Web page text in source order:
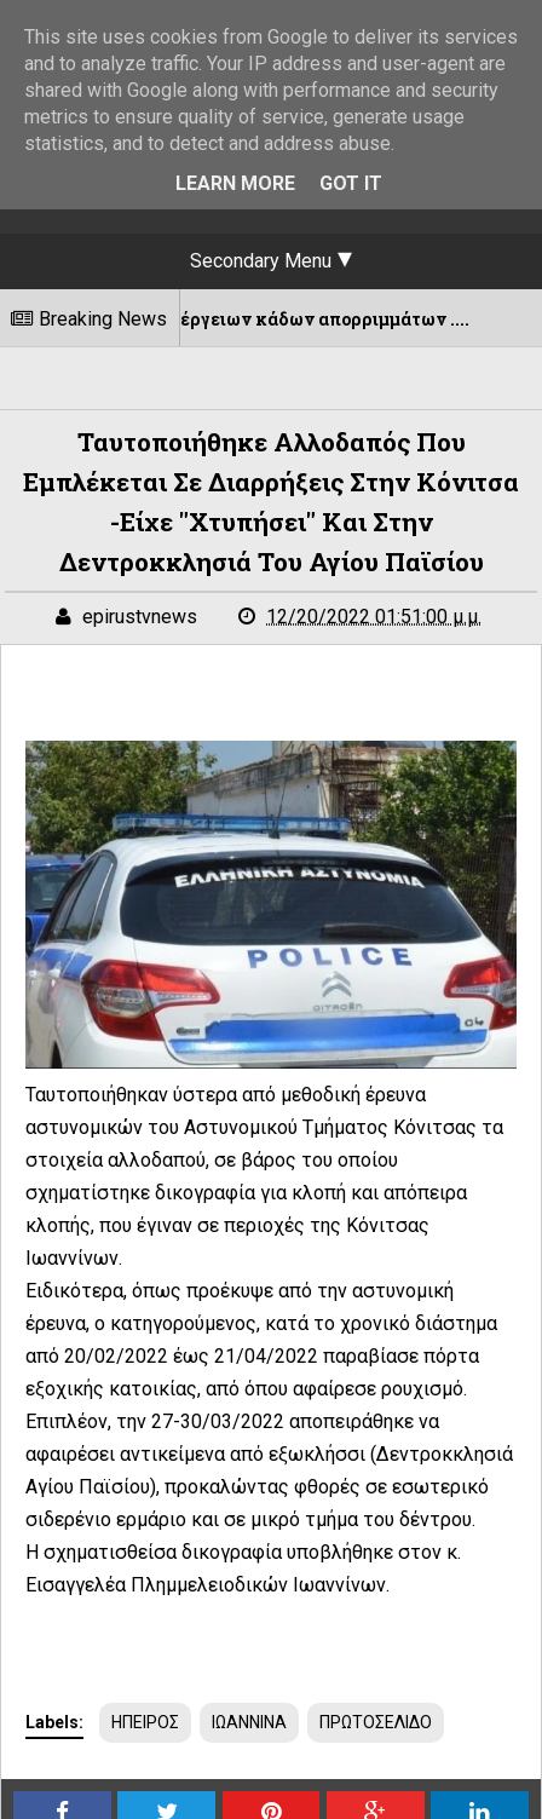
Secondary Menu
Breaking News
υπέργειων κάδων απορριμμάτων ....
Ταυτοποιήθηκε Αλλοδαπός Που
Εμπλέκεται Σε Διαρρήξεις Στην Κόνιτσα
-Είχε "χτυπήσει" Και Στην
Δεντροκκλησιά Του Αγίου Παϊσίου
epirustvnews 12/20/2022 01:51:00 μ.μ.
Ταυτοποιήθηκαν ύστερα από μεθοδική έρευνα
αστυνομικών του Αστυνομικού Τμήματος Κόνιτσας τα
στοιχεία αλλοδαπού, σε βάρος του οποίου
σχηματίστηκε δικογραφία για κλοπή και απόπειρα
κλοπής, που έγιναν σε περιοχές της Κόνιτσας
Ιωαννίνων.
Ειδικότερα, όπως προέκυψε από την αστυνομική
έρευνα, ο κατηγορούμενος, κατά το χρονικό διάστημα
από 20/02/2022 έως 21/04/2022 παραβίασε πόρτα
εξοχικής κατοικίας, από όπου αφαίρεσε ρουχισμό.
Επιπλέον, την 27-30/03/2022 αποπειράθηκε να
αφαιρέσει αντικείμενα από εξωκλήσσι (Δεντροκκλησιά
Αγίου Παϊσίου), προκαλώντας φθορές σε εσωτερικό
σιδερένιο ερμάριο και σε μικρό τμήμα του δέντρου.
Η σχηματισθείσα δικογραφία υποβλήθηκε στον κ.
Εισαγγελέα Πλημμελειοδικών Ιωαννίνων.
Labels: ΗΠΕΙΡΟΣ ΙΩΑΝΝΙΝΑ ΠΡΩΤΟΣΕΛΙΔΟ
This site uses cookies from Google to deliver its services
and to analyze traffic. Your IP address and user-agent are
shared with Google along with performance and security
metrics to ensure quality of service, generate usage
statistics, and to detect and address abuse.
LEARN MORE
GOT IT